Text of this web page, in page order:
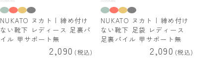
NUKATO ヌカト | 締め付け
ない靴下 レディース 足裏パ
イル 甲サポート無
2,090 税込
NUKATO ヌカト | 締め付け
ない靴下 足袋 レディース
足裏パイル 甲サポート無
2,090 税込